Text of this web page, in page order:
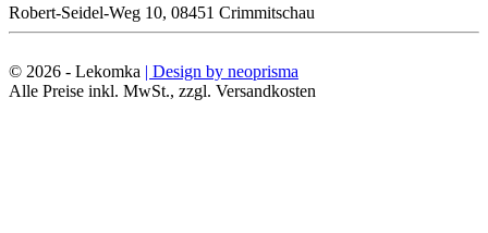
Robert-Seidel-Weg 10, 08451 Crimmitschau
© 2026 - Lekomka | Design by neoprisma
Alle Preise inkl. MwSt., zzgl. Versandkosten